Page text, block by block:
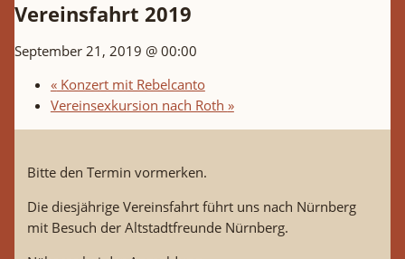
Vereinsfahrt 2019
September 21, 2019 @ 00:00
«Konzert mit Rebelcanto
Vereinsexkursion nach Roth »
Bitte den Termin vormerken.
Die diesjährige Vereinsfahrt führt uns nach Nürnberg
mit Besuch der Altstadtfreunde Nürnberg.